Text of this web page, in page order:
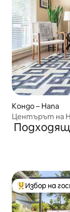
Кондо – Напа
Центърът на
пешеходно
Най-Избор на